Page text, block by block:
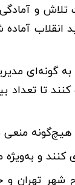
و
انقلاب
به گونه‌ای
کنند تا
تهران